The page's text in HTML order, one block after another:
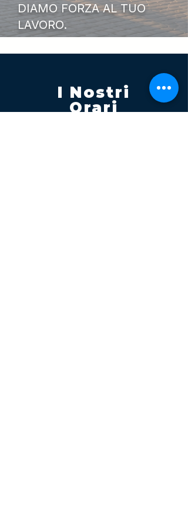
DIAMO FORZA AL TUO
LAVORO.
I Nostri
Orari